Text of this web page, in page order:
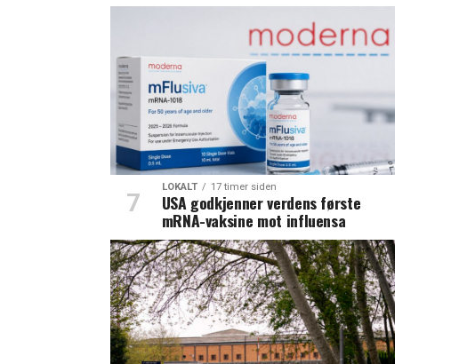
LOKALT 17 timer siden
USA godkjenner verdens første
mRNA-vaksine mot influensa